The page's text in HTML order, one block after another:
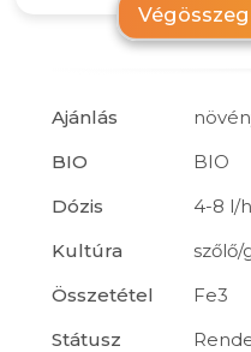
Ajánlás
BIO
BIO
Dózis
4-8 l/
Kultúra
Összetétel
Fe3
Státusz